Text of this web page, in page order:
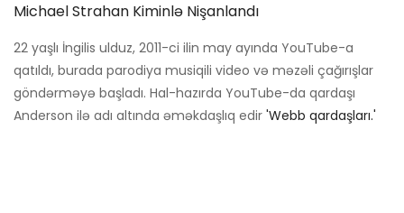
Michael Strahan Kiminlə Nişanlandı
22 yaşlı İngilis ulduz, 2011-ci ilin may ayında YouTube-a
qatıldı, burada parodiya musiqili video və məzəli çağırışlar
göndərməyə başladı. Hal-hazırda YouTube-da qardaşı
Anderson ilə adı altında əməkdaşlıq edir 'Webb qardaşları.'